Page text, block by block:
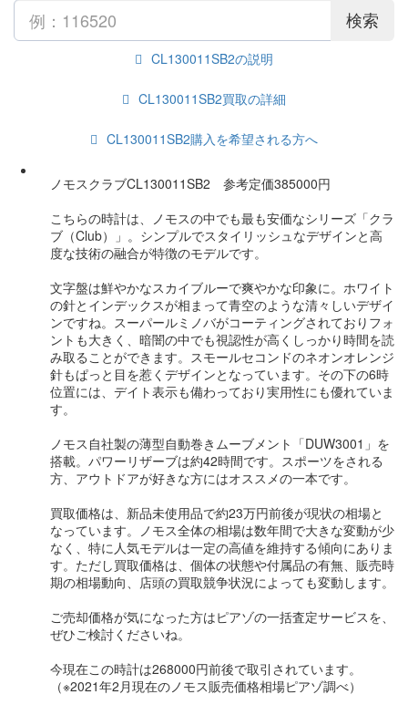
検索
CL130011SB2の説明
CL130011SB2買取の詳細
CL130011SB2購入を希望される方へ
ノモスクラブCL130011SB2 参考定価385000円
こちらの時計は、ノモスの中でも最も安価なシリーズ「クラ
ブ（Club）」。シンプルでスタイリッシュなデザインと高
度な技術の融合が特徴のモデルです。
文字盤は鮮やかなスカイブルーで爽やかな印象に。ホワイト
の針とインデックスが相まって青空のような清々しいデザイ
ンですね。スーパールミノバがコーティングされておりフォ
ントも大きく、暗闇の中でも視認性が高くしっかり時間を読
み取ることができます。スモールセコンドのネオンオレンジ
針もぱっと目を惹くデザインとなっています。その下の6時
位置には、デイト表示も備わっており実用性にも優れていま
す。
ノモス自社製の薄型自動巻きムーブメント「DUW3001」を
搭載。パワーリザーブは約42時間です。スポーツをされる
方、アウトドアが好きな方にはオススメの一本です。
買取価格は、新品未使用品で約23万円前後が現状の相場と
なっています。ノモス全体の相場は数年間で大きな変動が少
なく、特に人気モデルは一定の高値を維持する傾向にありま
す。ただし買取価格は、個体の状態や付属品の有無、販売時
期の相場動向、店頭の買取競争状況によっても変動します。
ご売却価格が気になった方はピアゾの一括査定サービスを、
ぜひご検討くださいね。
今現在この時計は268000円前後で取引されています。
（※2021年2月現在のノモス販売価格相場ピアゾ調べ）